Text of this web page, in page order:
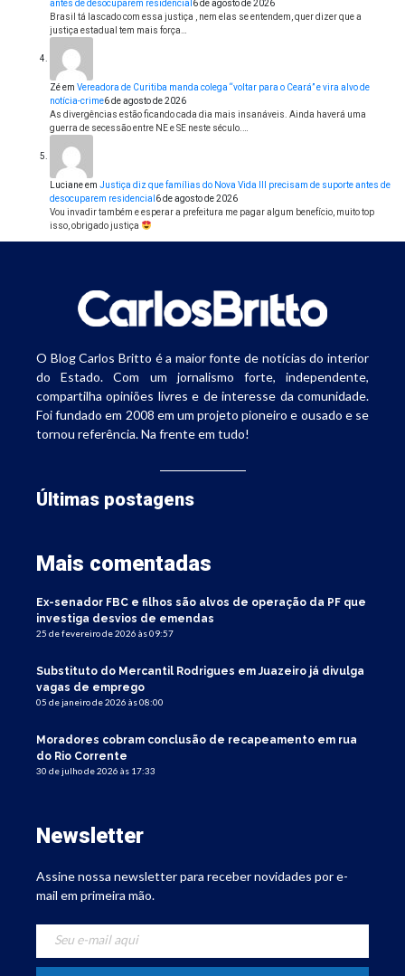
antes de desocuparem residencial 6 de agosto de 2026
Brasil tá lascado com essa justiça , nem elas se entendem, quer dizer que a
justiça estadual tem mais força…
Zéem Vereadora de Curitiba manda colega “voltar para o Ceará” e vira alvo de
notícia-crime6 de agosto de 2026
As divergências estão ficando cada dia mais insanáveis. Ainda haverá uma
guerra de secessão entre NE e SE neste século.…
Lucianeem Justiça diz que famílias do Nova Vida III precisam de suporte antes de
desocuparem residencial 6 de agosto de 2026
Vou invadir também e esperar a prefeitura me pagar algum benefício, muito top
isso, obrigado justiça
O Blog Carlos Britto é a maior fonte de notícias do interior
do Estado. Com um jornalismo forte, independente,
compartilha opiniões livres e de interesse da comunidade.
Foi fundado em 2008 em um projeto pioneiro e ousado e se
tornou referência. Na frente em tudo!
Últimas postagens
Mais comentadas
Ex-senador FBC e filhos são alvos de operação da PF que
investiga desvios de emendas
25 de fevereiro de 2026 às 09:57
Substituto do Mercantil Rodrigues em Juazeiro já divulga
vagas de emprego
05 de janeiro de 2026 às 08:00
Moradores cobram conclusão de recapeamento em rua
do Rio Corrente
30 de julho de 2026 às 17:33
Newsletter
Assine nossa newsletter para receber novidades por e-
mail em primeira mão.